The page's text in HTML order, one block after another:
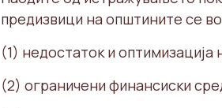
предизвици на општините се
(1) недостаток и оптимизација
(2) ограничени финансиски